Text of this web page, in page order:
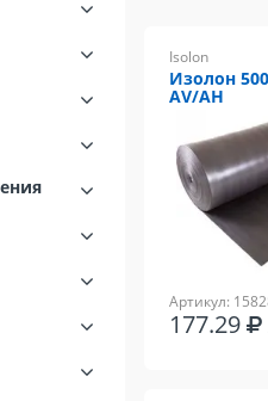
Isolon
Изолон
AV/AH
Артикул:
177.29